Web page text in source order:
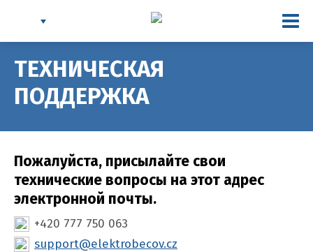
ТЕХНИЧЕСКАЯ
ПОДДЕРЖКА
Пожалуйста, присылайте свои
технические вопросы на этот адрес
электронной почты.
+420 777 750 063
support@elektrobecov.cz